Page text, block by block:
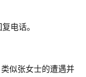
电话。
似张女士的遭遇并